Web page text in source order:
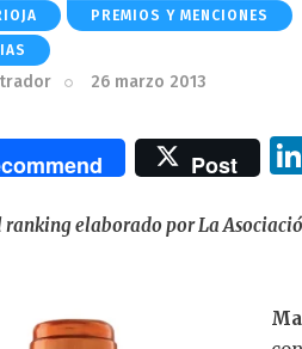
PREMIOS Y MENCIONES
26 marzo 2013
Post
ranking elaborado por La